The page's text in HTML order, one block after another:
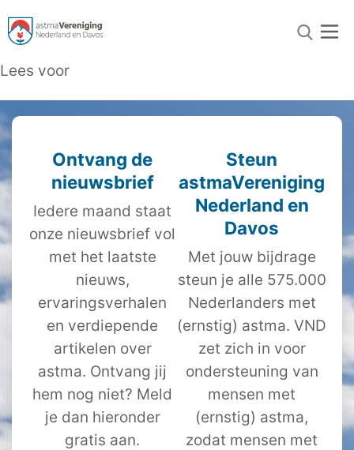
Lees voor
Ontvang de
nieuwsbrief
Iedere maand staat
onze nieuwsbrief vol
met het laatste
nieuws,
ervaringsverhalen
en verdiepende
artikelen over
astma. Ontvang jij
hem nog niet? Meld
je dan hieronder
gratis aan.
Steun
astmaVereniging
Nederland en
Davos
Met jouw bijdrage
steun je alle 575.000
Nederlanders met
(ernstig) astma. VND
zet zich in voor
ondersteuning van
mensen met
(ernstig) astma,
zodat mensen met